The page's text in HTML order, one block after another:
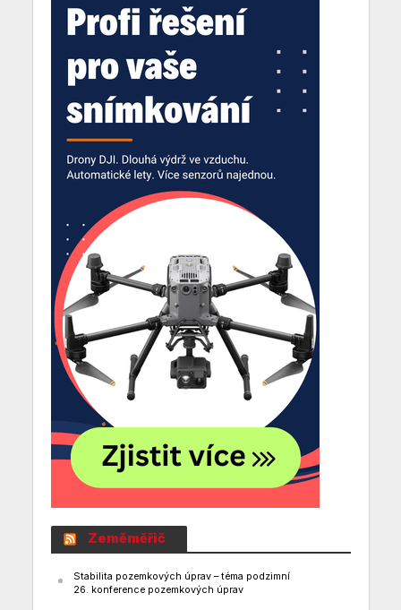
Zeměměřič
Stabilita pozemkových úprav – téma podzimní
26. konference pozemkových úprav